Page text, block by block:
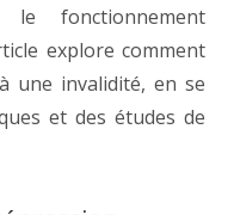
le fonctionnement
explore comment
une invalidité, en se
et des études de